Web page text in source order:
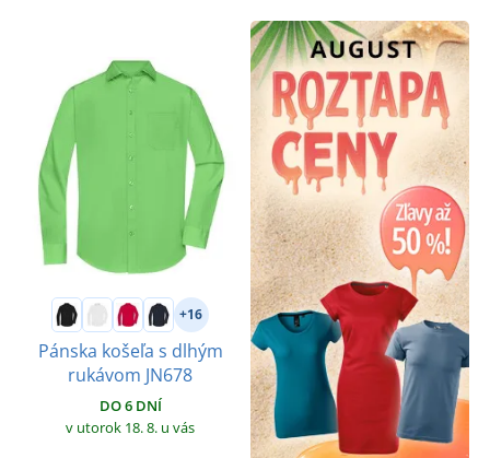
+16
Pánska košeľa s dlhým
rukávom JN678
DO 6 DNÍ
v utorok 18. 8. u vás